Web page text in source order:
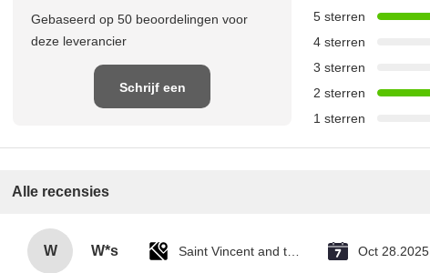
Gebaseerd op 50 beoordelingen voor
deze leverancier
Schrijf een
5 sterren
4 sterren
3 sterren
2 sterren
1 sterren
Alle recensies
W W*s Saint Vincent and the Grenadines Oct 28.2025